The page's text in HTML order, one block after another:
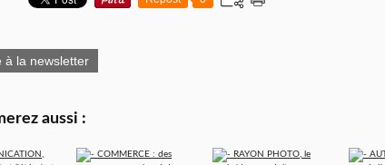
à la newsletter
aussi :